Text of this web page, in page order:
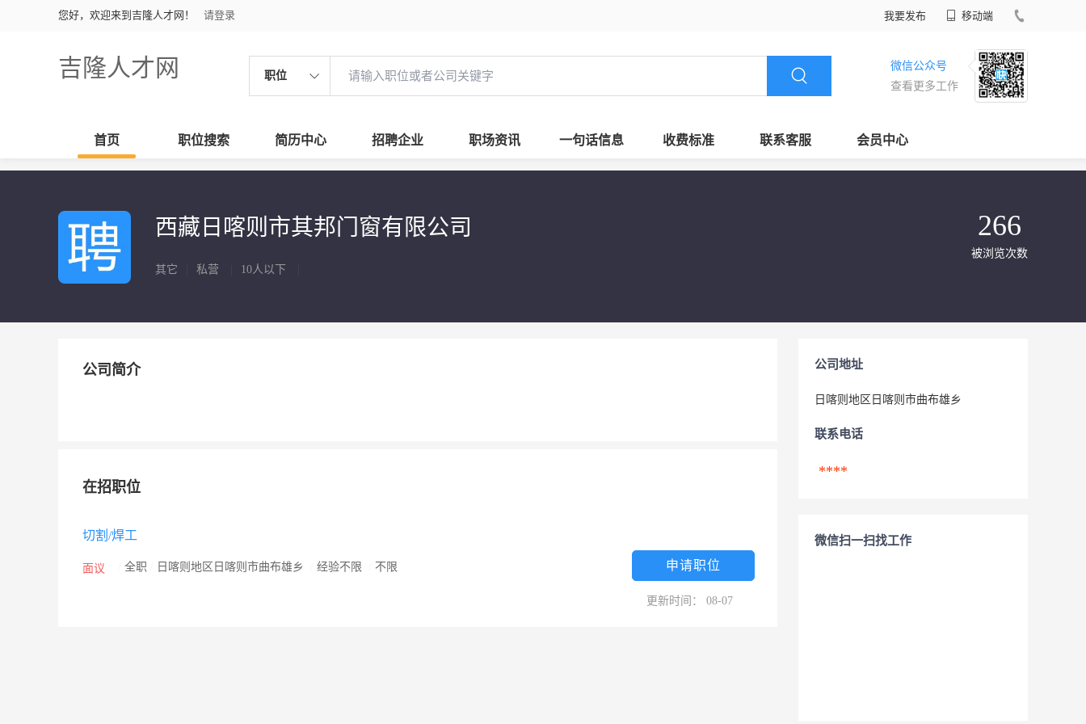
您好，欢迎来到吉隆人才网！ 请登录 我要发布 移动端
吉隆人才网 职位
微信公众号
查看更多工作
首页 职位搜索 简历中心 招聘企业 职场资讯 一句话信息 收费标准 联系客服 会员中心
西藏日喀则市其邦门窗有限公司
其它 私营 10人以下
266
被浏览次数
公司简介
在招职位
切割/焊工
面议 全职 日喀则地区日喀则市曲布雄乡 经验不限 不限 申请职位
更新时间： 08-07
公司地址
日喀则地区日喀则市曲布雄乡
联系电话
****
微信扫一扫找工作